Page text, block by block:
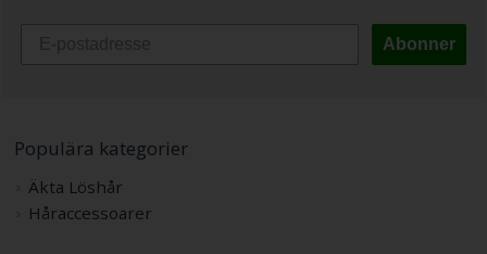
Abonner
Populära kategorier
Äkta Löshår
Håraccessoarer